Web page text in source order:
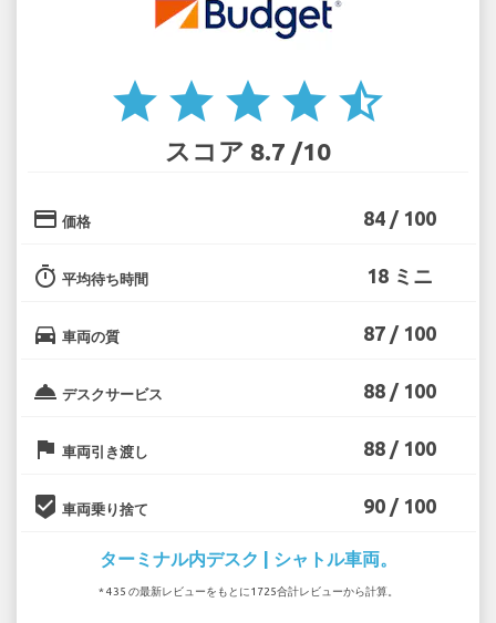
star star star star star_half
スコア 8.7 /10
credit_card 価格 84 / 100
timer 平均待ち時間 18 ミニ
directions_car 車両の質 87 / 100
room_service デスクサービス 88 / 100
flag 車両引き渡し 88 / 100
beenhere 車両乗り捨て 90 / 100
ターミナル内デスク | シャトル車両。
* 435 の最新レビューをもとに1725合計レビューから計算。